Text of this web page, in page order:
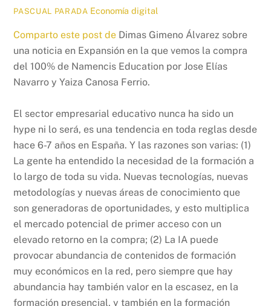
PASCUAL PARADA Economía digital
Comparto este post de Dimas Gimeno Álvarez sobre
una noticia en Expansión en la que vemos la compra
del 100% de Namencis Education por Jose Elías
Navarro yYaiza Canosa Ferrio.
El sector empresarial educativo nunca ha sido un
hype ni lo será, es una tendencia en toda reglas desde
hace 6-7 años en España. Y las razones son varias: (1)
La gente ha entendido la necesidad de la formación a
lo largo de toda su vida. Nuevas tecnologías, nuevas
metodologías y nuevas áreas de conocimiento que
son generadoras de oportunidades, y esto multiplica
el mercado potencial de primer acceso con un
elevado retorno en la compra; (2) La IA puede
provocar abundancia de contenidos de formación
muy económicos en la red, pero siempre que hay
abundancia hay también valor en la escasez, en la
formación presencial, y también en la formación